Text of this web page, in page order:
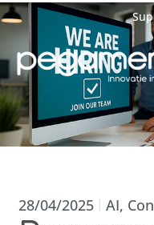
28/04/2025 AI,